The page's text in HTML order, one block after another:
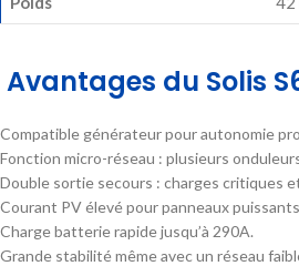
Avantages du Solis
Compatible générateur pour autonomie
Fonction micro-réseau : plusieurs
Double sortie secours : charges critiques
Courant PV élevé pour panneaux
Charge batterie rapide jusqu’à 290A.
Grande stabilité même avec un réseau